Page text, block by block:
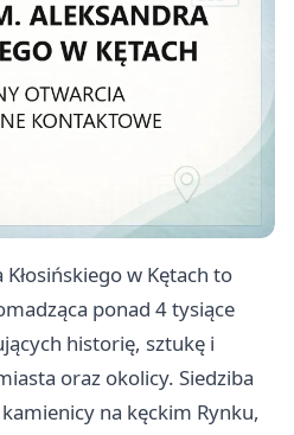
w Kętach to
ponad 4 tysiące
historię, sztukę i
oraz okolicy. Siedziba
na kęckim Rynku,